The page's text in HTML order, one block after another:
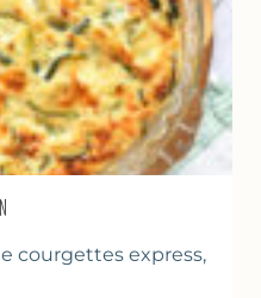
courgettes express,